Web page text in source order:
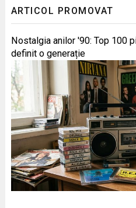
ARTICOL PROMOVAT
Nostalgia anilor '90: Top 100
definit o generație